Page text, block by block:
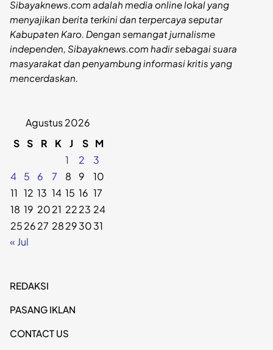
Sibayaknews.com adalah media online lokal yang
menyajikan berita terkini dan terpercaya seputar
Kabupaten Karo. Dengan semangat jurnalisme
independen, Sibayaknews.com hadir sebagai suara
masyarakat dan penyambung informasi kritis yang
mencerdaskan.
Agustus 2026
S S R K J S M
1
2
3
4
5 6 7 8 9
10
11 12 13 14 15 16 17
18 19 2021 2223 24
252627 28293031
« Jul
REDAKSI
PASANG IKLAN
CONTACT US